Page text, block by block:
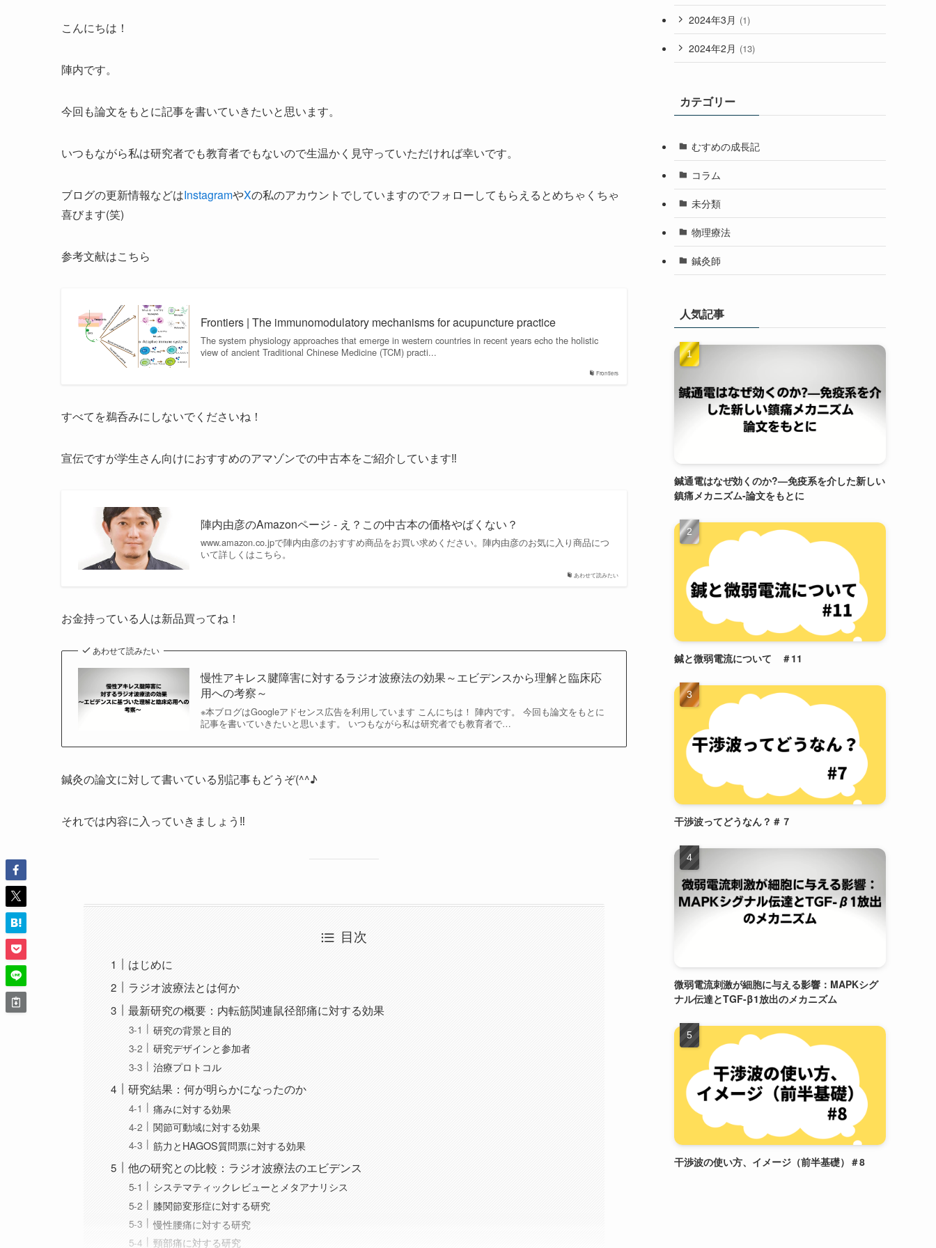
こんにちは！
陣内です。
今回も論文をもとに記事を書いていきたいと思います。
いつもながら私は研究者でも教育者でもないので生温かく見守っていただければ幸いです。
ブログの更新情報などはInstagramやXの私のアカウントでしていますのでフォローしてもらえるとめちゃくちゃ
喜びます(笑)
参考文献はこちら
Frontiers
Frontiers | The immunomodulatory mechanisms for acupuncture practice
The system physiology approaches that emerge in western countries in recent years echo the holistic
view of ancient Traditional Chinese Medicine (TCM) practi...
すべてを鵜呑みにしないでくださいね！
宣伝ですが学生さん向けにおすすめのアマゾンでの中古本をご紹介しています‼
あわせて読みたい
陣内由彦のAmazonページ - え？この中古本の価格やばくない？
www.amazon.co.jpで陣内由彦のおすすめ商品をお買い求めください。陣内由彦のお気に入り商品につ
いて詳しくはこちら。
お金持っている人は新品買ってね！
あわせて読みたい
慢性アキレス腱障害に対するラジオ波療法の効果～エビデンスから理解と臨床応
用への考察～
※本ブログはGoogleアドセンス広告を利用しています こんにちは！ 陣内です。 今回も論文をもとに
記事を書いていきたいと思います。 いつもながら私は研究者でも教育者で…
鍼灸の論文に対して書いている別記事もどうぞ(^^♪
それでは内容に入っていきましょう‼
目次
はじめに
ラジオ波療法とは何か
最新研究の概要：内転筋関連鼠径部痛に対する効果
研究の背景と目的
研究デザインと参加者
治療プロトコル
研究結果：何が明らかになったのか
痛みに対する効果
関節可動域に対する効果
筋力とHAGOS質問票に対する効果
他の研究との比較：ラジオ波療法のエビデンス
システマティックレビューとメタアナリシス
膝関節変形症に対する研究
慢性腰痛に対する研究
頸部痛に対する研究
2024年3月 (1)
2024年2月 (13)
カテゴリー
むすめの成長記
コラム
未分類
物理療法
鍼灸師
人気記事
鍼通電はなぜ効くのか?—免疫系を介した新しい
鎮痛メカニズム-論文をもとに
鍼と微弱電流について ＃11
干渉波ってどうなん？＃７
微弱電流刺激が細胞に与える影響：MAPKシグ
ナル伝達とTGF-β1放出のメカニズム
干渉波の使い方、イメージ（前半基礎）＃8